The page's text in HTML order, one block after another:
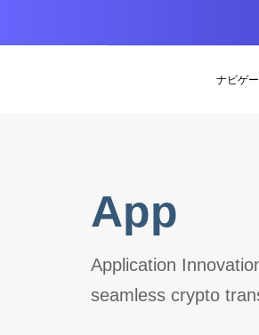
ナビゲ
App
Application
seamless crypto